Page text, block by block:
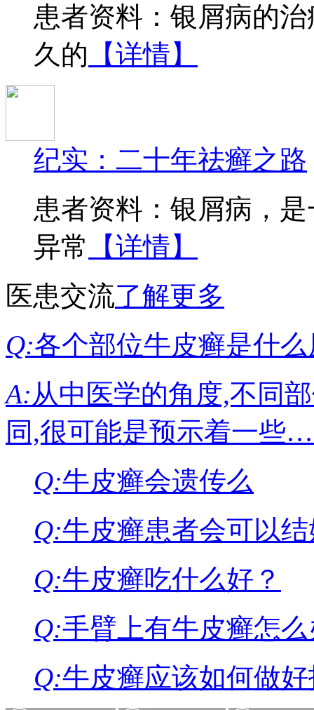
患者资料：银屑病的
久的 【详情】
纪实：二十年祛癣之路
患者资料：银屑病，
异常
【详情】
医患交流了解更多
Q:各个部位牛皮癣是什
A:从中医学的角度,不同
同,很可能是预示着一
Q:牛皮癣会遗传么
Q:牛皮癣患者会可以
Q:牛皮癣吃什么好？
Q:手臂上有牛皮癣怎
Q:牛皮癣应该如何做